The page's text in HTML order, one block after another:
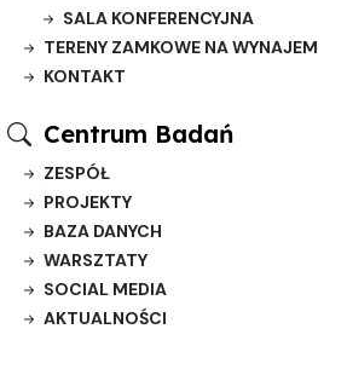
SALA KONFERENCYJNA
TERENY ZAMKOWE NA WYNAJEM
KONTAKT
Centrum Badań
ZESPÓŁ
PROJEKTY
BAZA DANYCH
WARSZTATY
SOCIAL MEDIA
AKTUALNOŚCI